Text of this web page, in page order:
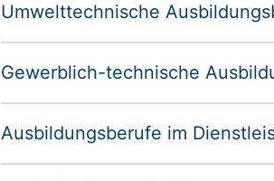
Umwelttechnische
Gewerblich-technische
Ausbildungsberufe im